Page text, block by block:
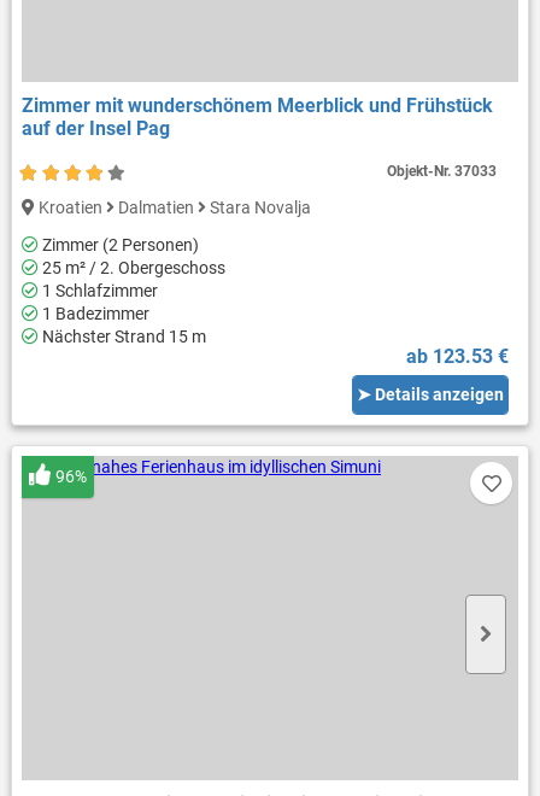
Zimmer mit wunderschönem Meerblick und Frühstück
auf der Insel Pag
Kroatien Dalmatien
Stara Novalja
Zimmer (2 Personen)
25 m² / 2. Obergeschoss
1 Schlafzimmer
1 Badezimmer
Nächster Strand 15 m
ab 123.53 €
➤ Details anzeigen
Objekt-Nr.37033
96%